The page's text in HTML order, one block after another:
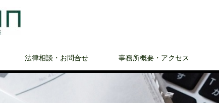
法律相談・お問合せ 事務所概要・アクセス